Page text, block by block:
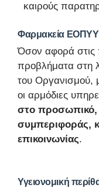
καιρούς
Φαρμακεία ΕΟΠΥΥ
Όσον αφορά στις
προβλήματα στη
του Οργανισμού,
οι αρμόδιες
στο προσωπικό,
συμπεριφοράς,
επικοινωνίας.
Υγειονομική